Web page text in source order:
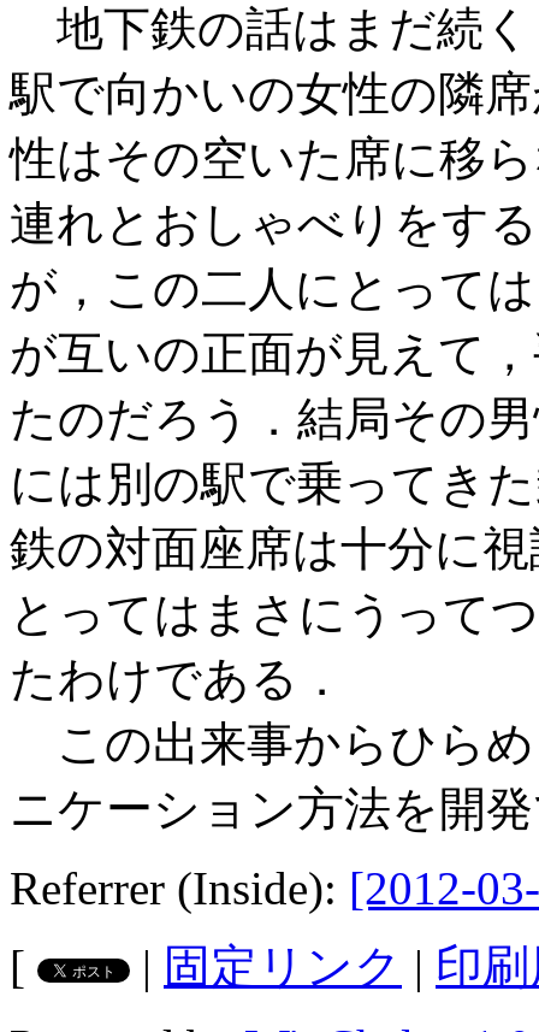
地下鉄の話はまだ続
駅で向かいの女性の隣
性はその空いた席に移
連れとおしゃべりをす
が，この二人にとって
が互いの正面が見えて
たのだろう．結局その
には別の駅で乗ってき
鉄の対面座席は十分に
とってはまさにうって
たわけである．
この出来事からひら
ニケーション方法を開
Referrer (Inside): [2012-
[
| 固定リンク | 印